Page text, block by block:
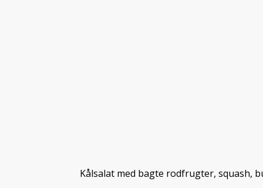
Kålsalat med bagte rodfrugter, squash,